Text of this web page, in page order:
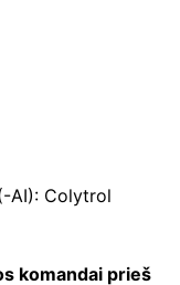
(-AI): Colytrol
komandai prieš